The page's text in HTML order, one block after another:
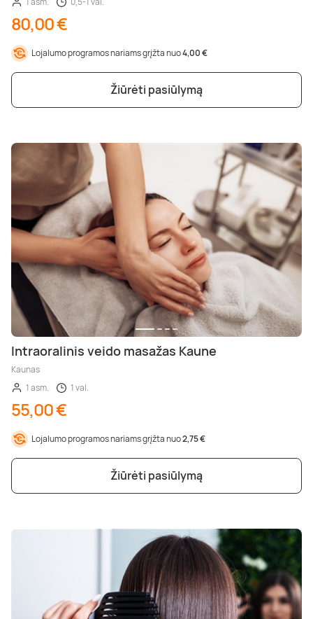
80,00 €
Lojalumo programos nariams grįžta nuo4,00 €
Žiūrėti pasiūlymą
Intraoralinis veido masažas Kaune
Kaunas
1 asm.
1 val.
55,00 €
Lojalumo programos nariams grįžta nuo2,75 €
Žiūrėti pasiūlymą